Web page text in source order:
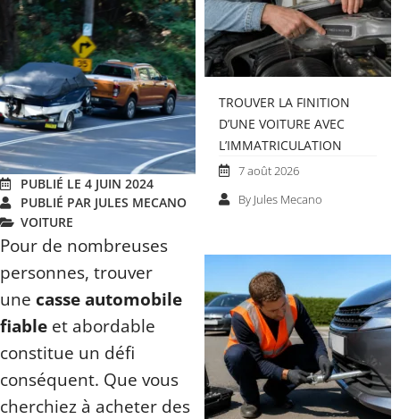
PUBLIÉ LE 4 JUIN 2024
PUBLIÉ PAR JULES MECANO
VOITURE
Pour de nombreuses
personnes, trouver
une casse automobile
fiable et abordable
constitue un défi
conséquent. Que vous
cherchiez à acheter des
TROUVER LA FINITION
D’UNE VOITURE AVEC
L’IMMATRICULATION
7 août 2026
By Jules Mecano